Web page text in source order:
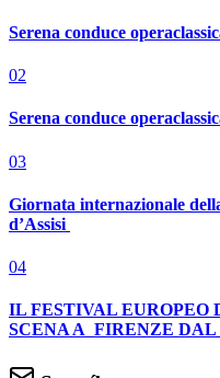
Serena conduce
02
Serena conduce
03
Giornata internazionale
d’Assisi
04
IL FESTIVAL EUROPEO
SCENA A FIRENZE DAL